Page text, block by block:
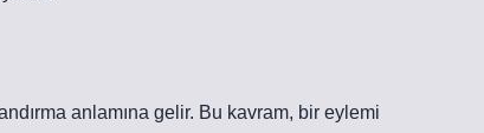
anlamına gelir. Bu kavram, bir eylemi